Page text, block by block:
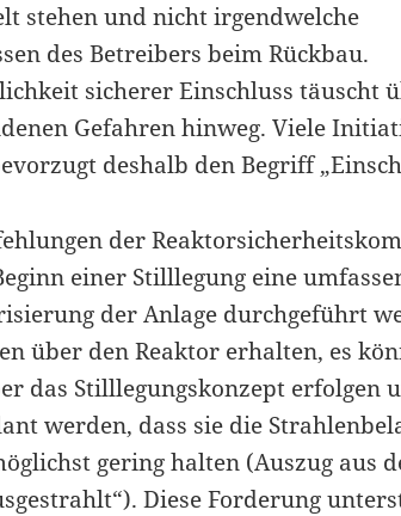
stehen und nicht irgendwelche
des Betreibers beim Rückbau.
sicherer Einschluss täuscht
Gefahren hinweg. Viele
deshalb den Begriff
der
einer Stilllegung eine
der Anlage durchgeführt
über den Reaktor erhalten, es
das Stilllegungskonzept erfolgen
werden, dass sie die
gering halten (Auszug aus
Diese Forderung